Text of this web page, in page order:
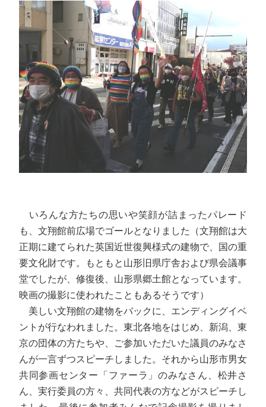
いろんな方たちの思いや笑顔が詰まったパレード
も、文翔館前広場でゴールとなりました（文翔館は大
正期に建てられた英国近世復興様式の建物で、国の重
要文化財です。もともと山形旧県庁舎および県会議事
堂でしたが、修復後、山形県郷土館となっています。
映画の撮影に使われたこともあるそうです）
美しい文翔館の建物をバックに、エンディングイベ
ントが行なわれました。東北各地をはじめ、新潟、東
京の団体の方たちや、ご参加いただいた議員のみなさ
んが一言ずつスピーチしました。それから山形市男女
共同参画センター「ファーラ」のみなさん、松井さ
ん、実行委員の方々、共同代表の方などがスピーチし